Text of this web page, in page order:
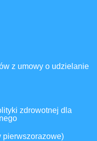
z umowy o udzielanie
zdrowotnej dla
pierwszorazowe)